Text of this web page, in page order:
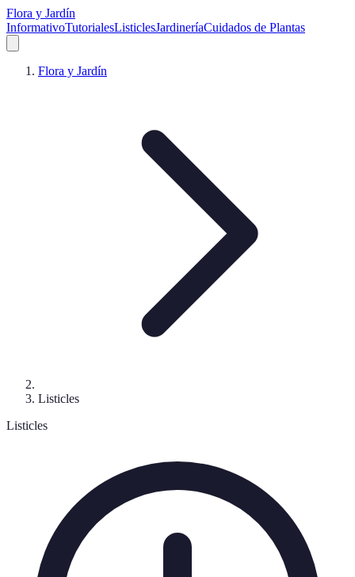
Flora y Jardín
InformativoTutorialesListiclesJardineríaCuidados de Plantas
Flora y Jardín
Listicles
Listicles